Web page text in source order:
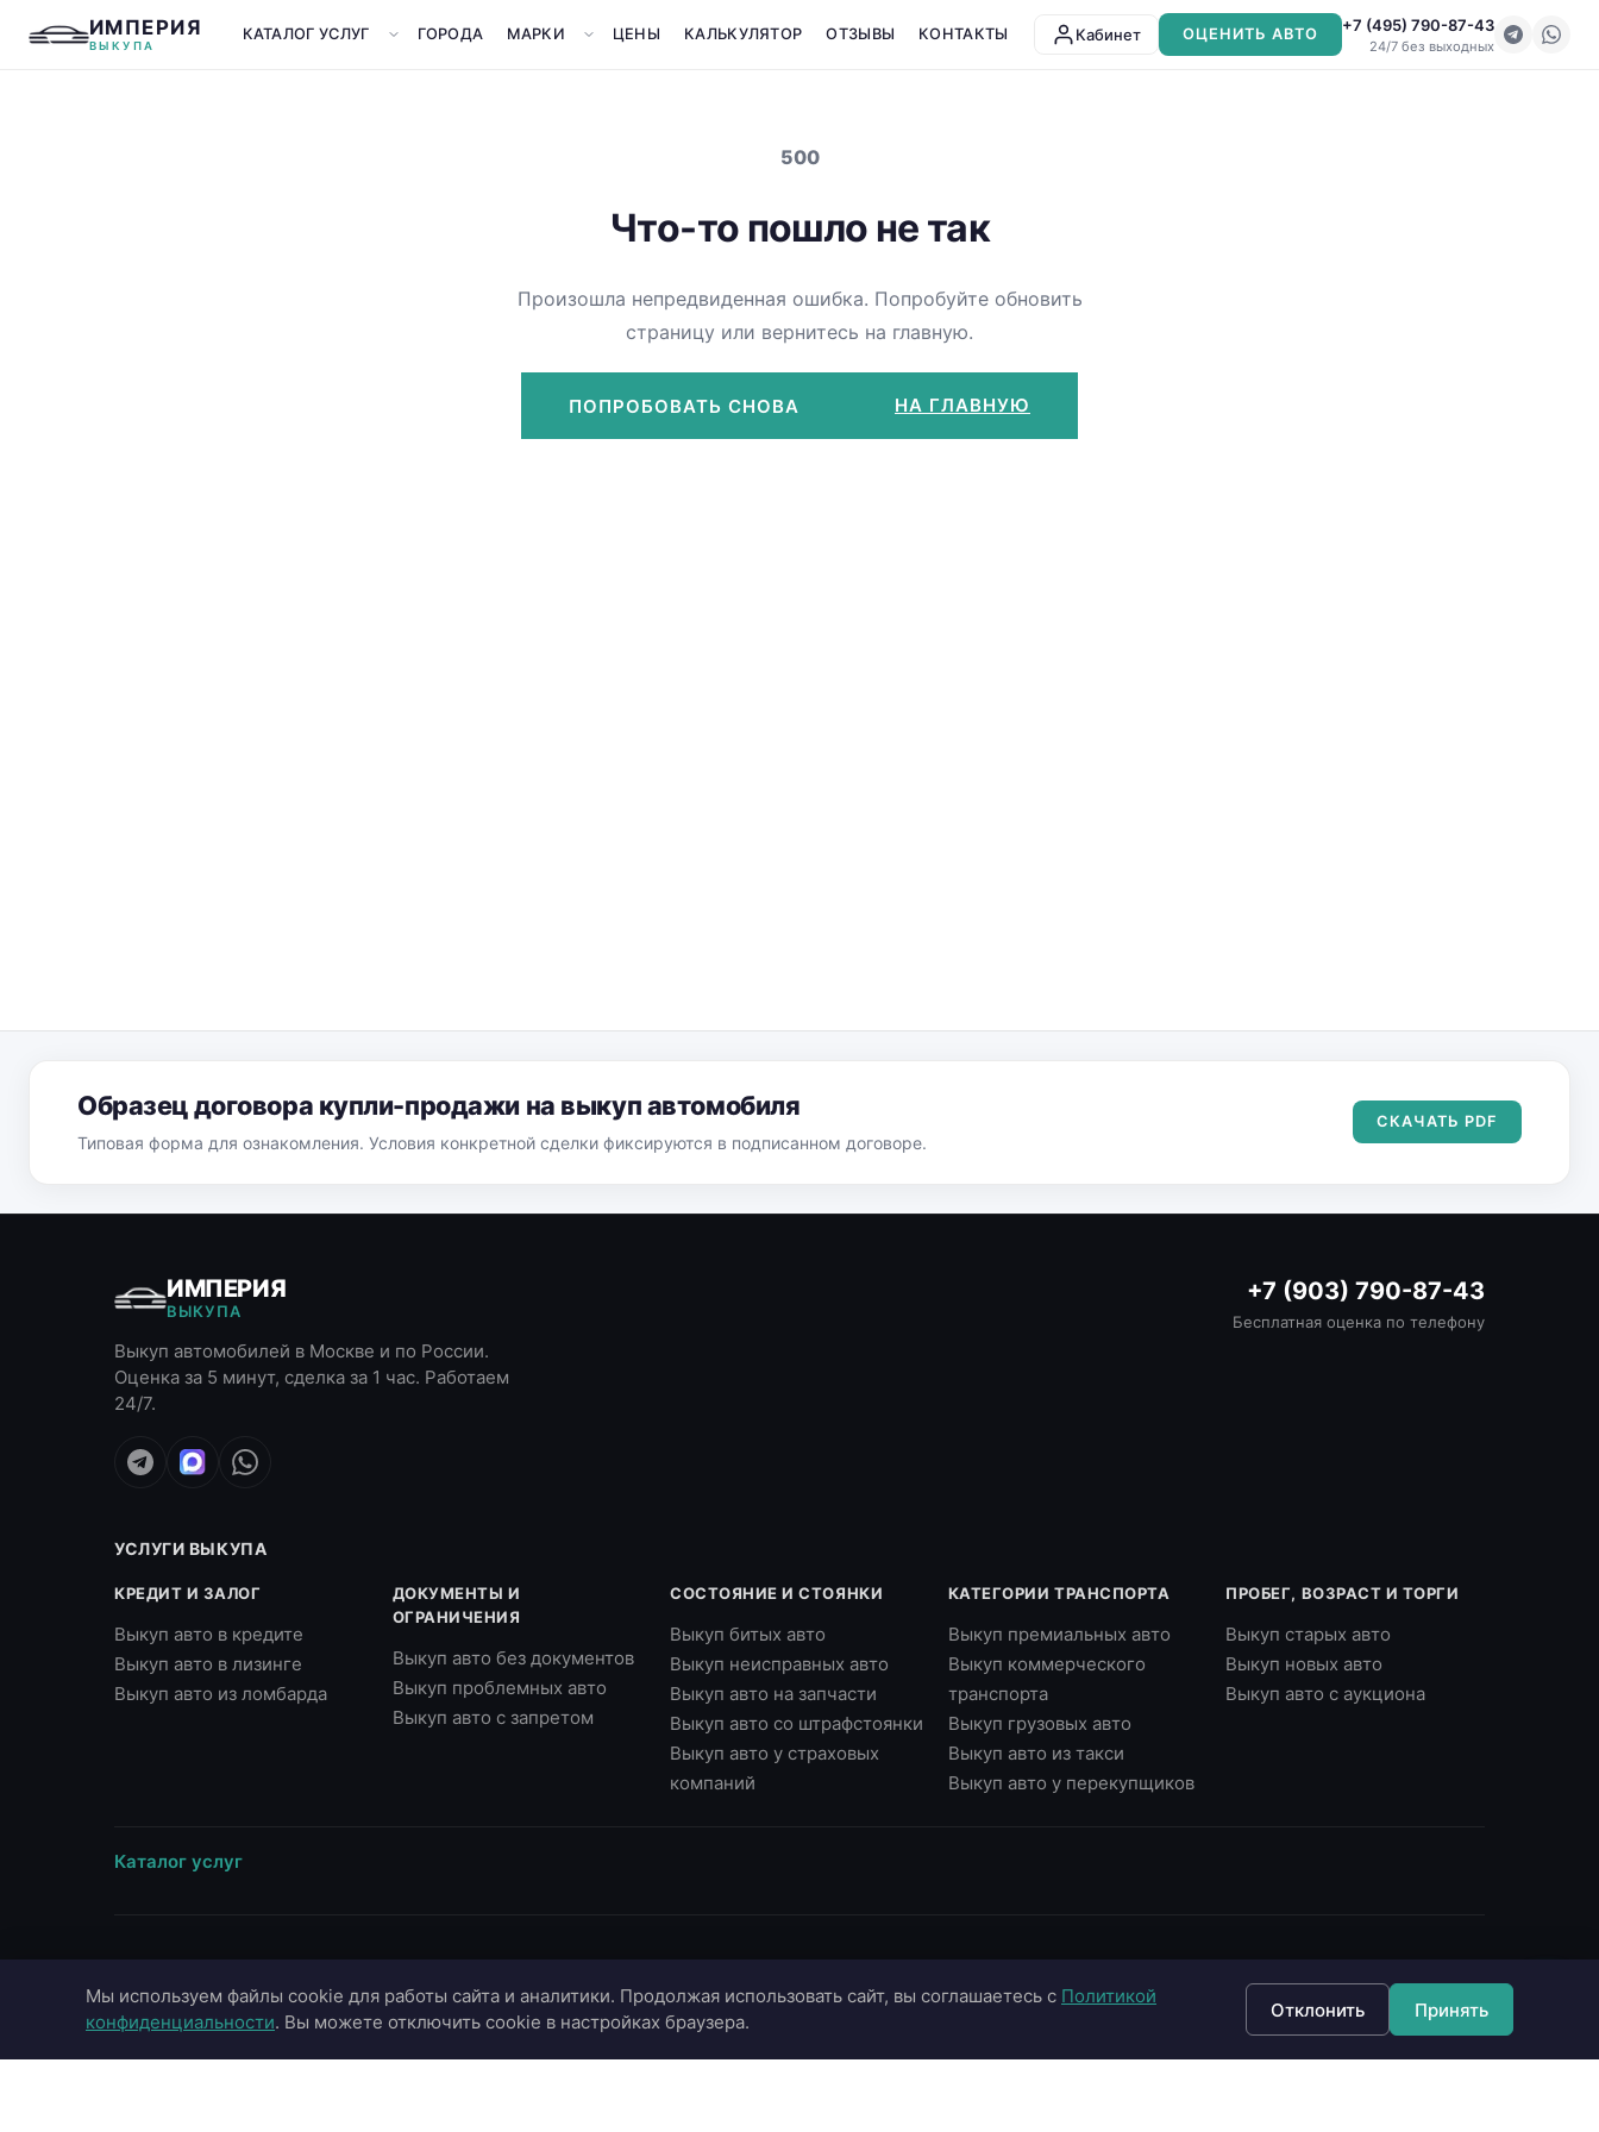
ИМПЕРИЯ
ВЫКУПА
КАТАЛОГ УСЛУГ ГОРОДА МАРКИ ЦЕНЫ КАЛЬКУЛЯТОР ОТЗЫВЫ КОНТАКТЫ Кабинет ОЦЕНИТЬ АВТО +7 (495) 790-87-43
24/7 без выходных
500
Что-то пошло не так
Произошла непредвиденная ошибка. Попробуйте обновить
страницу или вернитесь на главную.
ПОПРОБОВАТЬ СНОВА НА ГЛАВНУЮ
Образец договора купли-продажи на выкуп автомобиля
Типовая форма для ознакомления. Условия конкретной сделки фиксируются в подписанном договоре.
СКАЧАТЬ PDF
ИМПЕРИЯ
ВЫКУПА
Выкуп автомобилей в Москве и по России.
Оценка за 5 минут, сделка за 1 час. Работаем
24/7.
+7 (903) 790-87-43
Бесплатная оценка по телефону
УСЛУГИ ВЫКУПА
КРЕДИТ И ЗАЛОГ
Выкуп авто в кредите
Выкуп авто в лизинге
Выкуп авто из ломбарда
ДОКУМЕНТЫ И
ОГРАНИЧЕНИЯ
Выкуп авто без документов
Выкуп проблемных авто
Выкуп авто с запретом
СОСТОЯНИЕ И СТОЯНКИ
Выкуп битых авто
Выкуп неисправных авто
Выкуп авто на запчасти
Выкуп авто со штрафстоянки
Выкуп авто у страховых
компаний
КАТЕГОРИИ ТРАНСПОРТА
Выкуп премиальных авто
Выкуп коммерческого
транспорта
Выкуп грузовых авто
Выкуп авто из такси
Выкуп авто у перекупщиков
ПРОБЕГ, ВОЗРАСТ И ТОРГИ
Выкуп старых авто
Выкуп новых авто
Выкуп авто с аукциона
Каталог услуг
Москва
Московская область
Toyota
О компании
Портфолио
Страхование ОСАГО
+7 (495) 790-87-43
+7 (903) 790-87-43
Мы используем файлы cookie для работы сайта и аналитики. Продолжая использовать сайт, вы соглашаетесь с Политикой
конфиденциальности. Вы можете отключить cookie в настройках браузера.
Отклонить Принять